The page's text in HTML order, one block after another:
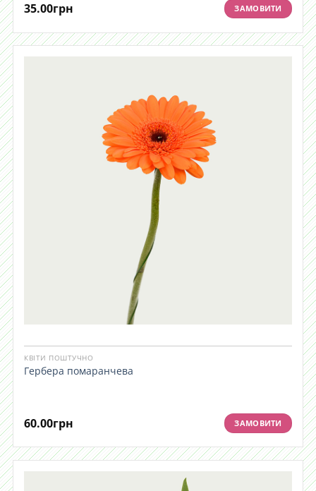
35.00грн ЗАМОВИТИ
КВІТИ ПОШТУЧНО
Гербера помаранчева
60.00грн ЗАМОВИТИ